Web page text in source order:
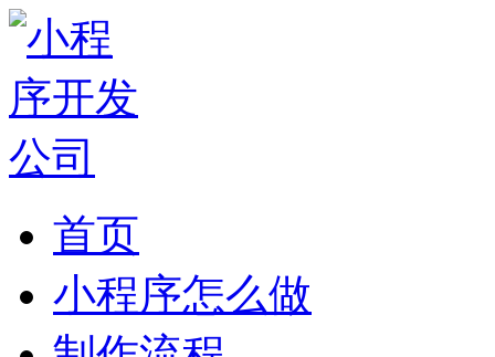
首页
小程序怎么做